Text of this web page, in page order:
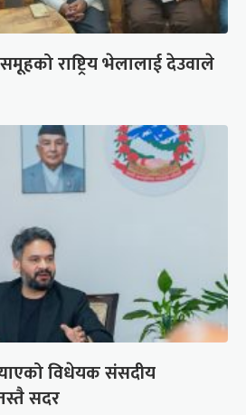
राष्ट्रिय भेलालाई देउवाले
विधेयक संसदीय
सदर